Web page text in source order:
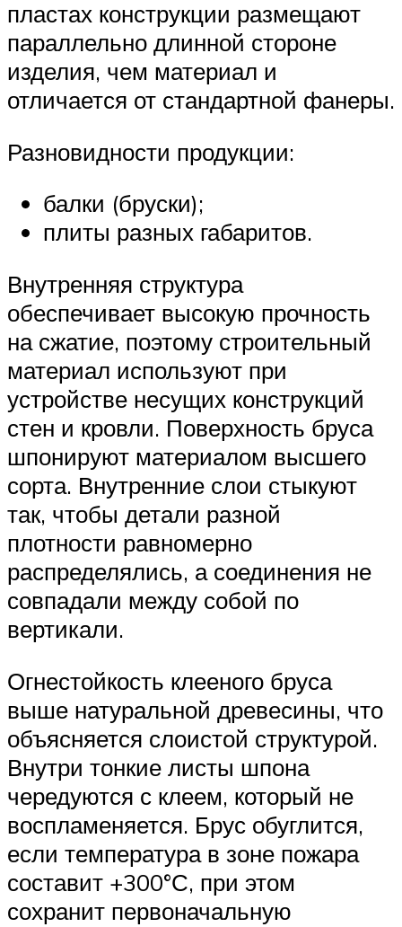
пластах конструкции размещают
параллельно длинной стороне
изделия, чем материал и
отличается от стандартной фанеры.
Разновидности продукции:
балки (бруски);
плиты разных габаритов.
Внутренняя структура
обеспечивает высокую прочность
на сжатие, поэтому строительный
материал используют при
устройстве несущих конструкций
стен и кровли. Поверхность бруса
шпонируют материалом высшего
сорта. Внутренние слои стыкуют
так, чтобы детали разной
плотности равномерно
распределялись, а соединения не
совпадали между собой по
вертикали.
Огнестойкость клееного бруса
выше натуральной древесины, что
объясняется слоистой структурой.
Внутри тонкие листы шпона
чередуются с клеем, который не
воспламеняется. Брус обуглится,
если температура в зоне пожара
составит +300°С, при этом
сохранит первоначальную